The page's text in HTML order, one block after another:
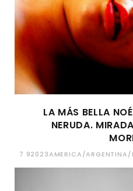
LA MÁS BELLA
NERUDA.
7 92023AMERICA/ARGENTINA/